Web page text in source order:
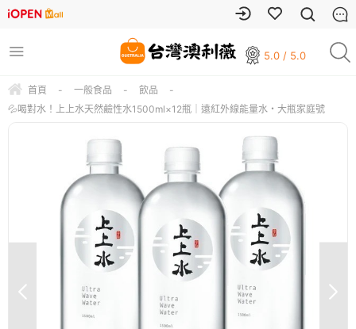
5.0 / 5.0
首頁 - 一般食品 - 飲品
-
💦喝對水！上上水天然鹼性水1500ml×12瓶｜遠紅外線能量水・大瓶家庭號